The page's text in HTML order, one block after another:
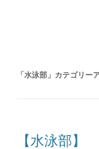
キ
ッ
「水泳部 」カテゴリー
【水泳部】